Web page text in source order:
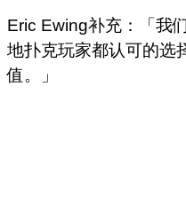
Eric Ewing补充：「我
地扑克玩家都认可的选
值。」